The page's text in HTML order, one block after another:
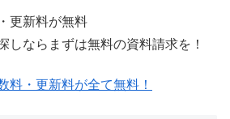
更新料が無料
しならまずは無料の資料請求を！
料・更新料が全て無料！